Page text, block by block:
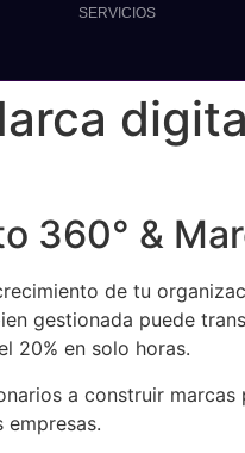
SERVICIOS
360° &
de tu
gestionada puede
20% en solo horas.
a construir